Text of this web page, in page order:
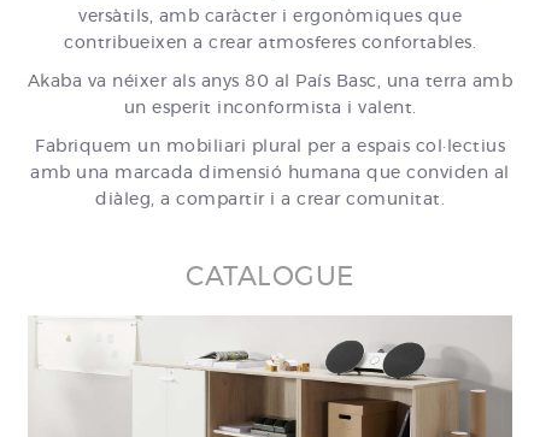
versàtils, amb caràcter i ergonòmiques que
contribueixen a crear atmosferes confortables.
Akaba va néixer als anys 80 al País Basc, una terra amb
un esperit inconformista i valent.
Fabriquem un mobiliari plural per a espais col·lectius
amb una marcada dimensió humana que conviden al
diàleg, a compartir i a crear comunitat.
CATALOGUE